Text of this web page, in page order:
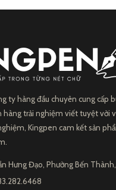
ty hàng đầu chuyên cung cấp
hàng trải nghiệm viết tuyệt vời
Kingpen cam kết sản
Hưng Đạo, Phường Bến